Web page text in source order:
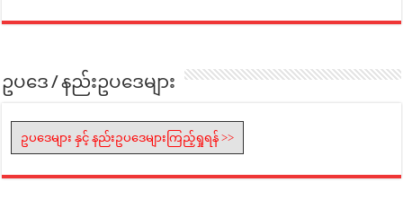
ဥပဒေ / နည်းဥပဒေများ
ဥပဒေများ နှင့် နည်းဥပဒေများကြည့်ရှုရန် >>